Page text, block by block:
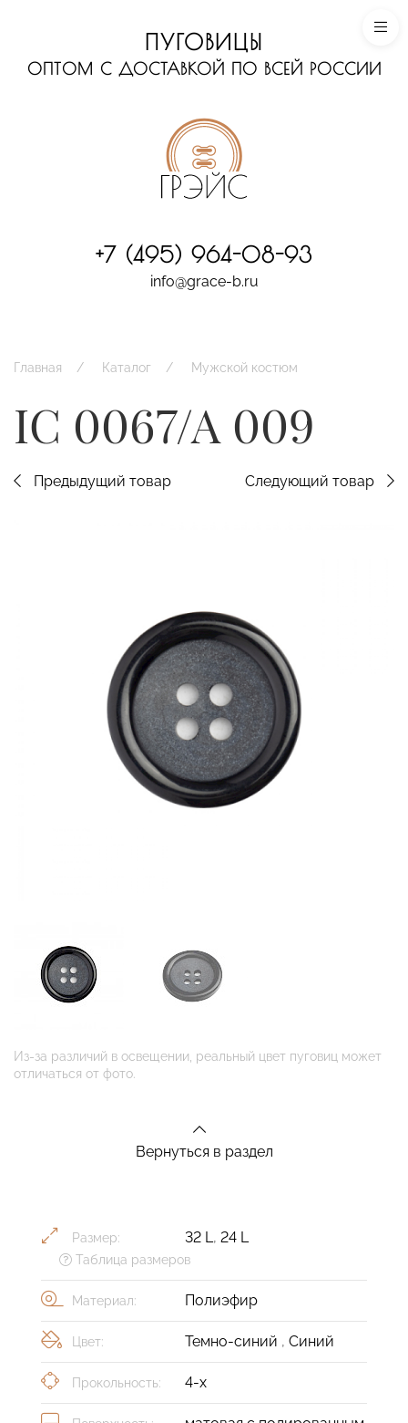
ПУГОВИЦЫ
ОПТОМ С ДОСТАВКОЙ ПО ВСЕЙ РОССИИ
+7 (495) 964-08-93
info@grace-b.ru
Главная Каталог Мужской костюм
IC 0067/A 009
Предыдущий товар Следующий товар
Из-за различий в освещении, реальный цвет пуговиц может
отличаться от фото.
Вернуться в раздел
Размер: 32 L, 24 L
Таблица размеров
Материал: Полиэфир
Цвет: Темно-синий , Синий
Прокольность: 4-х